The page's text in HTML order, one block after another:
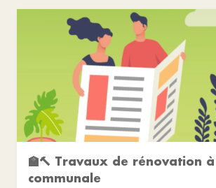
🏫🔨 Travaux de rénovation
communale